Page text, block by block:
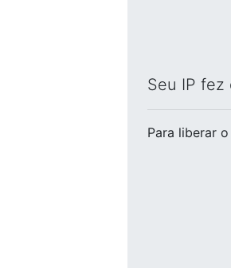
Seu IP fez
Para liberar